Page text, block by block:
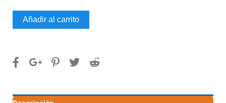
VALVULA
PARA
COLD-
Añadir al carrito